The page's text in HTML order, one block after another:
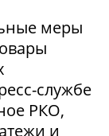
меры
службе
РКО,
и